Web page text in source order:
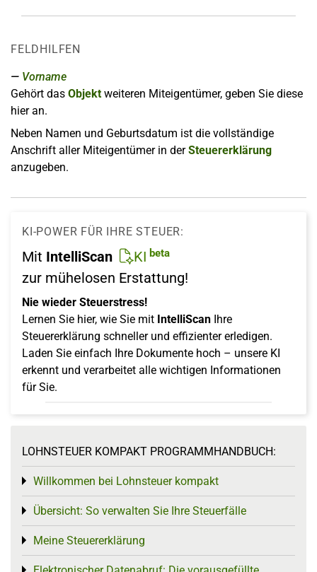
FELDHILFEN
Vorname
Gehört das Objektweiteren Miteigentümer, geben Sie diese
hier an.
Neben Namen und Geburtsdatum ist die vollständige
Anschrift aller Miteigentümer in derSteuererklärung
anzugeben.
KI-POWER FÜR IHRE STEUER:
Mit IntelliScan KI beta
zur mühelosen Erstattung!
Nie wieder Steuerstress!
Lernen Sie hier, wie Sie mit IntelliScan Ihre
Steuererklärung schneller und effizienter erledigen.
Laden Sie einfach Ihre Dokumente hoch – unsere KI
erkennt und verarbeitet alle wichtigen Informationen
für Sie.
LOHNSTEUER KOMPAKT PROGRAMMHANDBUCH:
Willkommen bei Lohnsteuer kompakt
Toggle menu
Übersicht: So verwalten Sie Ihre Steuerfälle
Toggle menu
Meine Steuererklärung
Toggle menu